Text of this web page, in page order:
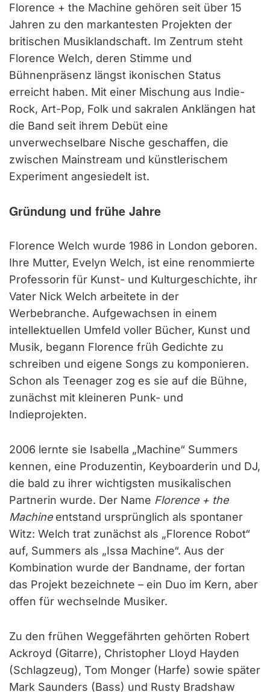
Florence + the Machine gehören seit über 15
Jahren zu den markantesten Projekten der
britischen Musiklandschaft. Im Zentrum steht
Florence Welch, deren Stimme und
Bühnenpräsenz längst ikonischen Status
erreicht haben. Mit einer Mischung aus Indie-
Rock, Art-Pop, Folk und sakralen Anklängen hat
die Band seit ihrem Debüt eine
unverwechselbare Nische geschaffen, die
zwischen Mainstream und künstlerischem
Experiment angesiedelt ist.
Gründung und frühe Jahre
Florence Welch wurde 1986 in London geboren.
Ihre Mutter, Evelyn Welch, ist eine renommierte
Professorin für Kunst- und Kulturgeschichte, ihr
Vater Nick Welch arbeitete in der
Werbebranche. Aufgewachsen in einem
intellektuellen Umfeld voller Bücher, Kunst und
Musik, begann Florence früh Gedichte zu
schreiben und eigene Songs zu komponieren.
Schon als Teenager zog es sie auf die Bühne,
zunächst mit kleineren Punk- und
Indieprojekten.
2006 lernte sie Isabella „Machine“ Summers
kennen, eine Produzentin, Keyboarderin und DJ,
die bald zu ihrer wichtigsten musikalischen
Partnerin wurde. Der Name Florence + the
Machineentstand ursprünglich als spontaner
Witz: Welch trat zunächst als „Florence Robot“
auf, Summers als „Issa Machine“. Aus der
Kombination wurde der Bandname, der fortan
das Projekt bezeichnete – ein Duo im Kern, aber
offen für wechselnde Musiker.
Zu den frühen Weggefährten gehörten Robert
Ackroyd (Gitarre), Christopher Lloyd Hayden
(Schlagzeug), Tom Monger (Harfe) sowie später
Mark Saunders (Bass) und Rusty Bradshaw